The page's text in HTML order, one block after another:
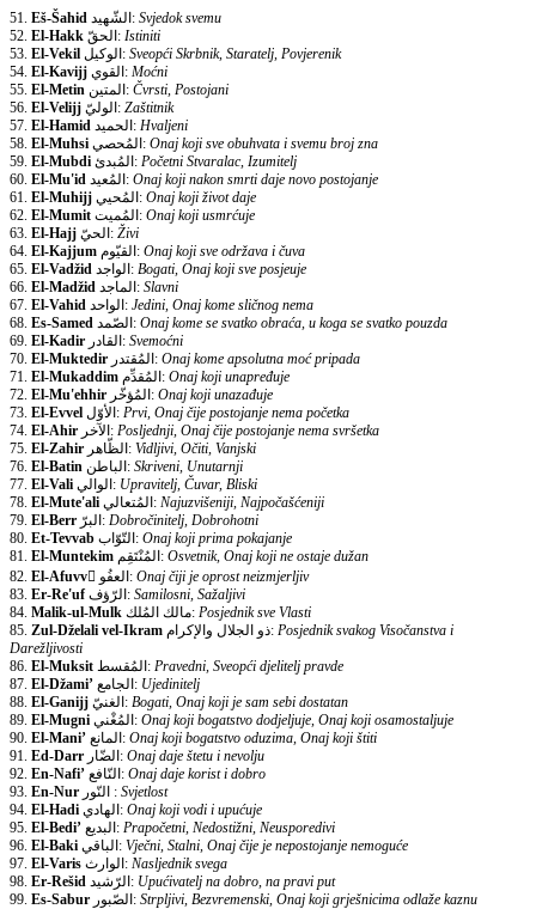
51. Eš-Šahid الشّهيد: Svjedok svemu
52. El-Hakk الحقّ: Istiniti
53. El-Vekil الوكيل: Sveopći Skrbnik, Staratelj, Povjerenik
54. El-Kavijj القوي: Moćni
55. El-Metin المتين: Čvrsti, Postojani
56. El-Velijj الوليّ: Zaštitnik
57. El-Hamid الحميد: Hvaljeni
58. El-Muhsi المُحصي: Onaj koji sve obuhvata i svemu broj zna
59. El-Mubdi المُبدئ: Početni Stvaralac, Izumitelj
60. El-Mu'id المُعيد: Onaj koji nakon smrti daje novo postojanje
61. El-Muhijj المُحيي: Onaj koji život daje
62. El-Mumit المُميت: Onaj koji usmrćuje
63. El-Hajj الحيّ: Živi
64. El-Kajjum القيّوم: Onaj koji sve održava i čuva
65. El-Vadžid الواجد: Bogati, Onaj koji sve posjeuje
66. El-Madžid الماجد: Slavni
67. El-Vahid الواحد: Jedini, Onaj kome sličnog nema
68. Es-Samed الصّمد: Onaj kome se svatko obraća, u koga se svatko pouzda
69. El-Kadir القادر: Svemoćni
70. El-Muktedir المُقتدر: Onaj kome apsolutna moć pripada
71. El-Mukaddim المُقدِّم: Onaj koji unapređuje
72. El-Mu'ehhir المُؤخّر: Onaj koji unazađuje
73. El-Evvel الأوّل: Prvi, Onaj čije postojanje nema početka
74. El-Ahir الآخر: Posljednji, Onaj čije postojanje nema svršetka
75. El-Zahir الظّاهر: Vidljivi, Očiti, Vanjski
76. El-Batin الباطن: Skriveni, Unutarnji
77. El-Vali الوالي: Upravitelj, Čuvar, Bliski
78. El-Mute'ali المُتعالي: Najuzvišeniji, Najpočašćeniji
79. El-Berr البرّ: Dobročinitelj, Dobrohotni
80. Et-Tevvab التّوّاب: Onaj koji prima pokajanje
81. El-Muntekim المُنْتَقِم: Osvetnik, Onaj koji ne ostaje dužan
82. El-Afuvv ّالعفُو: Onaj čiji je oprost neizmjerljiv
83. Er-Re'uf الرّؤف: Samilosni, Sažaljivi
84. Malik-ul-Mulk مالك المُلك: Posjednik sve Vlasti
85. Zul-Dželali vel-Ikram ذو الجلال والإكرام: Posjednik svakog Visočanstva i
Darežljivosti
86. El-Muksit المُقسط: Pravedni, Sveopći djelitelj pravde
87. El-Džami’ الجامع: Ujedinitelj
88. El-Ganijj الغنيّ: Bogati, Onaj koji je sam sebi dostatan
89. El-Mugni المُغْني: Onaj koji bogatstvo dodjeljuje, Onaj koji osamostaljuje
90. El-Mani’ المانع: Onaj koji bogatstvo oduzima, Onaj koji štiti
91. Ed-Darr الضّار: Onaj daje štetu i nevolju
92. En-Nafi’ النّافع: Onaj daje korist i dobro
93. En-Nur النّور : Svjetlost
94. El-Hadi الهادي: Onaj koji vodi i upućuje
95. El-Bedi’ البديع: Prapočetni, Nedostižni, Neusporedivi
96. El-Baki الباقي: Vječni, Stalni, Onaj čije je nepostojanje nemoguće
97. El-Varis الوارث: Nasljednik svega
98. Er-Rešid الرّشيد: Upućivatelj na dobro, na pravi put
99. Es-Sabur الصّبور: Strpljivi, Bezvremenski, Onaj koji grješnicima odlaže kaznu